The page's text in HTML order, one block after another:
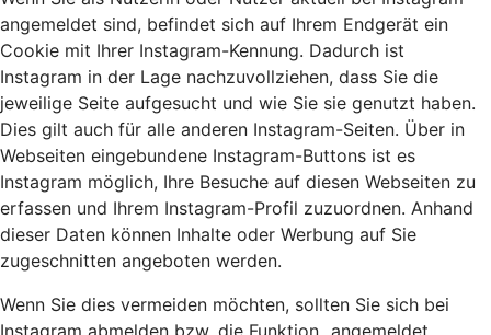
angemeldet sind, befindet sich auf Ihrem Endgerät ein
Cookie mit Ihrer Instagram-Kennung. Dadurch ist
Instagram in der Lage nachzuvollziehen, dass Sie die
jeweilige Seite aufgesucht und wie Sie sie genutzt haben.
Dies gilt auch für alle anderen Instagram-Seiten. Über in
Webseiten eingebundene Instagram-Buttons ist es
Instagram möglich, Ihre Besuche auf diesen Webseiten zu
erfassen und Ihrem Instagram-Profil zuzuordnen. Anhand
dieser Daten können Inhalte oder Werbung auf Sie
zugeschnitten angeboten werden.
Wenn Sie dies vermeiden möchten, sollten Sie sich bei
Instagram abmelden bzw. die Funktion „angemeldet